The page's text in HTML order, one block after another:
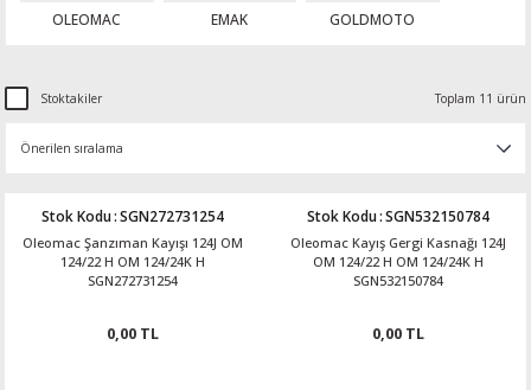
OLEOMAC EMAK GOLDMOTO
Stoktakiler Toplam 11 ürün
Stok Kodu:SGN272731254
Oleomac Şanzıman Kayışı 124J OM
124/22 H OM 124/24K H
SGN272731254
0,00 TL
Stok Kodu:SGN532150784
Oleomac Kayış Gergi Kasnağı 124J
OM 124/22 H OM 124/24K H
SGN532150784
0,00 TL